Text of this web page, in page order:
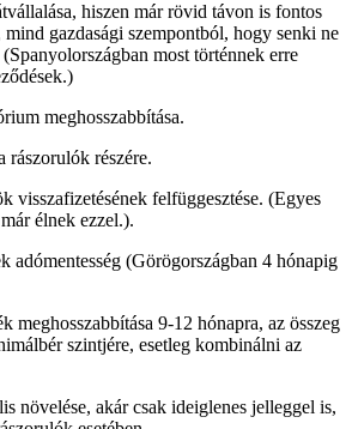
hiszen már rövid távon is fontos
gazdasági szempontból, hogy senki ne
most történnek erre
meghosszabbítása.
rászorulók részére.
visszafizetésének felfüggesztése. (Egyes
élnek ezzel.).
adómentesség (Görögországban 4 hónapig
meghosszabbítása 9-12 hónapra, az összeg
szintjére, esetleg kombinálni az
növelése, akár csak ideiglenes jelleggel is,